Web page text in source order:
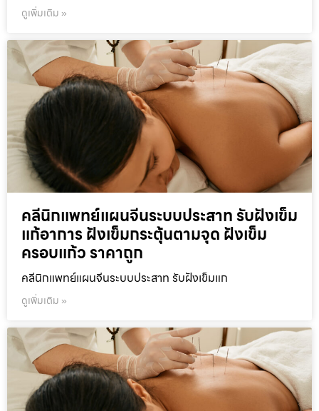
ดูเพิ่มเติม »
คลีนิกแพทย์แผนจีนระบบประสาท รับฝังเข็ม
แก้อาการ ฝังเข็มกระตุ้นตามจุด ฝังเข็ม
ครอบแก้ว ราคาถูก
คลีนิกแพทย์แผนจีนระบบประสาท รับฝังเข็มแก
ดูเพิ่มเติม »